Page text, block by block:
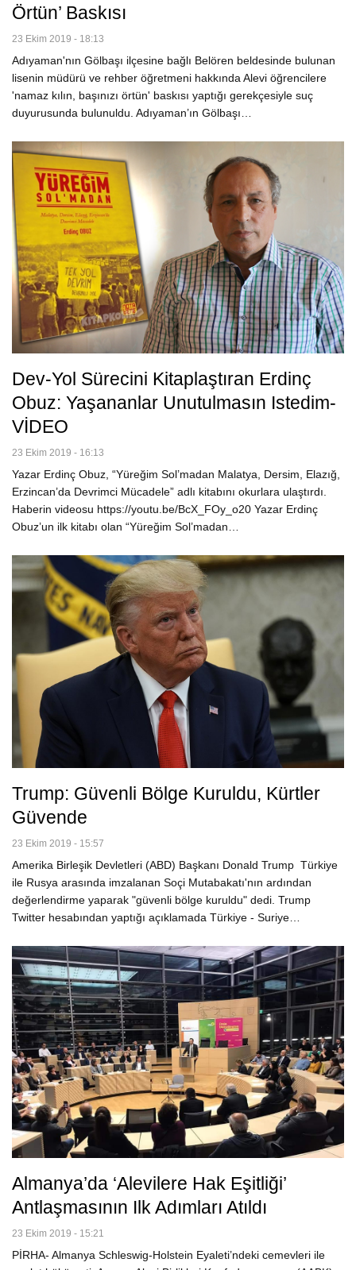
Örtün’ Baskısı
23 Ekim 2019 - 18:13
Adıyaman'nın Gölbaşı ilçesine bağlı Belören beldesinde bulunan
lisenin müdürü ve rehber öğretmeni hakkında Alevi öğrencilere
'namaz kılın, başınızı örtün' baskısı yaptığı gerekçesiyle suç
duyurusunda bulunuldu. Adıyaman’ın Gölbaşı…
Dev-Yol Sürecini Kitaplaştıran Erdinç
Obuz: Yaşananlar Unutulmasın Istedim-
VİDEO
23 Ekim 2019 - 16:13
Yazar Erdinç Obuz, “Yüreğim Sol’madan Malatya, Dersim, Elazığ,
Erzincan’da Devrimci Mücadele” adlı kitabını okurlara ulaştırdı.
Haberin videosu https://youtu.be/BcX_FOy_o20 Yazar Erdinç
Obuz’un ilk kitabı olan “Yüreğim Sol’madan…
Trump: Güvenli Bölge Kuruldu, Kürtler
Güvende
23 Ekim 2019 - 15:57
Amerika Birleşik Devletleri (ABD) Başkanı Donald Trump Türkiye
ile Rusya arasında imzalanan Soçi Mutabakatı'nın ardından
değerlendirme yaparak "güvenli bölge kuruldu" dedi. Trump
Twitter hesabından yaptığı açıklamada Türkiye - Suriye…
Almanya’da ‘Alevilere Hak Eşitliği’
Antlaşmasının Ilk Adımları Atıldı
23 Ekim 2019 - 15:21
PİRHA- Almanya Schleswig-Holstein Eyaleti’ndeki cemevleri ile